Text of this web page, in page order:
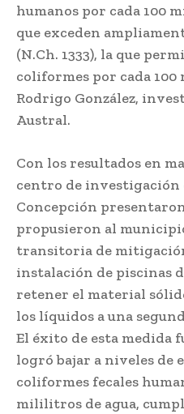
humanos por cada 100
que exceden
(N.Ch. 1333), la que
coliformes por cada
Rodrigo González,
Austral.
Con los resultados en
centro de investigación
Concepción
propusieron al
transitoria de
instalación de piscinas
retener el material
los líquidos a una
El éxito de esta medida
logró bajar a niveles de
coliformes fecales
mililitros de agua,